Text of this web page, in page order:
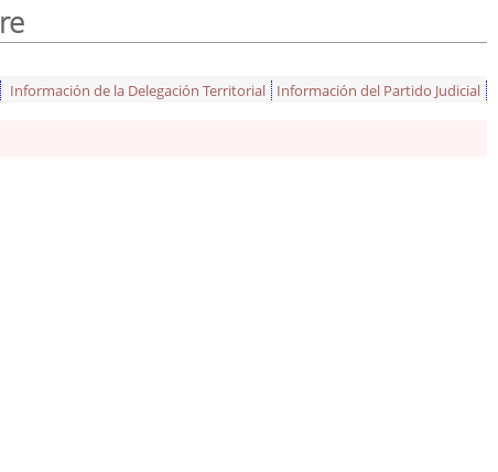
Información de la Delegación Territorial Información del Partido Judicial